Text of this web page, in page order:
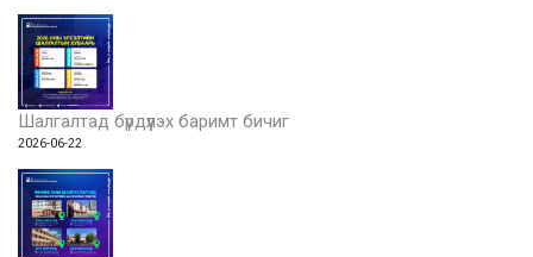
Шалгалтад бүрдүүлэх баримт бичиг
2026-06-22